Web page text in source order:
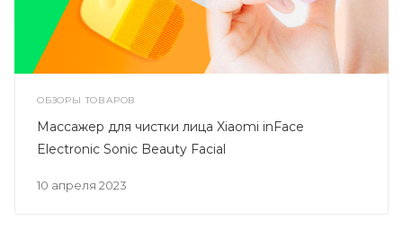
ОБЗОРЫ ТОВАРОВ
10 апреля 2023
Массажер для чистки лица Xiaomi inFace
Electronic Sonic Beauty Facial